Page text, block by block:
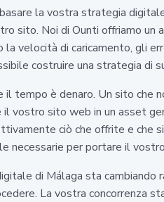
la vostra strategia
sito. Noi di Ounti offriamo un
la velocità di caricamento, gli
costruire una strategia di
il tempo è denaro. Un sito che
il vostro sito web in un asset
ciò che offrite e che
necessarie per portare il
di Málaga sta
La vostra concorrenza